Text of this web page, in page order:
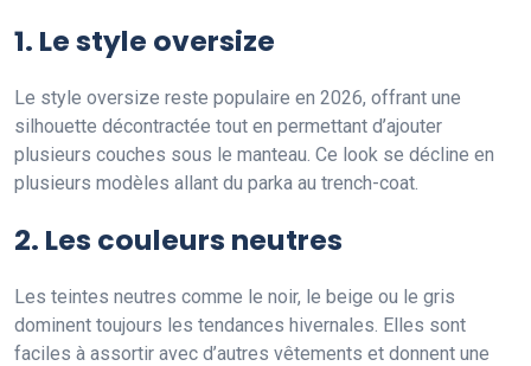
1. Le style oversize
Le style oversize reste populaire en 2026, offrant une
silhouette décontractée tout en permettant d’ajouter
plusieurs couches sous le manteau. Ce look se décline en
plusieurs modèles allant du parka au trench-coat.
2. Les couleurs neutres
Les teintes neutres comme le noir, le beige ou le gris
dominent toujours les tendances hivernales. Elles sont
faciles à assortir avec d’autres vêtements et donnent une